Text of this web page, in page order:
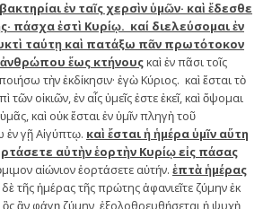
ἐν ταῖς χερσὶν ὑμῶν· καὶ ἔδεσθε
πάσχα ἐστὶ Κυρίῳ. καί διελεύσομαι ἐν
ταύτῃ καὶ πατάξω πᾶν πρωτότοκον
ἕως κτήνουςκαὶ ἐν πᾶσι τοῖς
τὴν ἐκδίκησιν· ἐγὼ Κύριος. καὶ ἔσται τὸ
τῶν οἰκιῶν, ἐν αἷς ὑμεῖς ἐστε ἐκεῖ, καὶ ὄψομαι
καὶ οὐκ ἔσται ἐν ὑμῖν πληγὴ τοῦ
ἐν γῇ Αἰγύπτῳ. καὶ ἔσται ἡ ἡμέρα ὑμῖν αὕτη
αὐτὴν ἑορτὴν Κυρίῳ εἰς πάσας
αἰώνιον ἑορτάσετε αὐτήν. ἑπτὰ ἡμέρας
δὲ τῆς ἡμέρας τῆς πρώτης ἀφανιεῖτε ζύμην ἐκ
ὃς ἂν φάγῃ ζύμην, ἐξολοθρευθήσεται ἡ ψυχὴ